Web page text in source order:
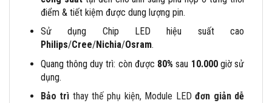
điểm & tiết kiệm được dung lượng pin.
Sử dụng Chip LED hiệu suất cao
Philips/Cree/Nichia/Osram.
Quang thông duy trì: còn được 80% sau 10.000giờ sử
dụng.
Bảo trì thay thế phụ kiện, Module LEDđơn giản dễ